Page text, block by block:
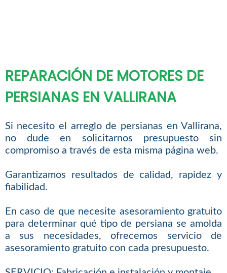
REPARACIÓN DE MOTORES DE
PERSIANAS EN VALLIRANA
Si necesito el arreglo de persianas en Vallirana,
no dude en solicitarnos presupuesto sin
compromiso a través de esta misma página web.
Garantizamos resultados de calidad, rapidez y
fiabilidad.
En caso de que necesite asesoramiento gratuito
para determinar qué tipo de persiana se amolda
a sus necesidades, ofrecemos servicio de
asesoramiento gratuito con cada presupuesto.